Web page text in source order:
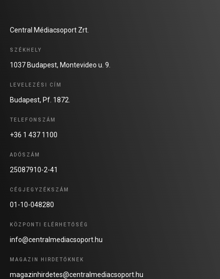
Central Médiacsoport Zrt.
SZÉKHELY
1037 Budapest, Montevideo u. 9.
LEVELEZÉSI CÍM
Budapest, Pf. 1872.
TELEFONSZÁM
+36 1 437 1100
ADÓSZÁM
25087910-2-41
CÉGJEGYZÉKSZÁM
01-10-048280
KÖZPONTI ELÉRHETŐSÉG
info@centralmediacsoport.hu
MAGAZIN HIRDETŐKNEK
magazinhirdetes@centralmediacsoport.hu